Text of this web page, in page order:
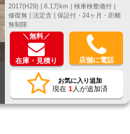
2017(H29) |
6.1万km |
検車検整備付 |
修復無 | 法定含 | 保証付・24ヶ月・距離
無制限
＼無料／
在庫・見積り 店舗に電話
お気に入り追加
現在 1 人が追加済